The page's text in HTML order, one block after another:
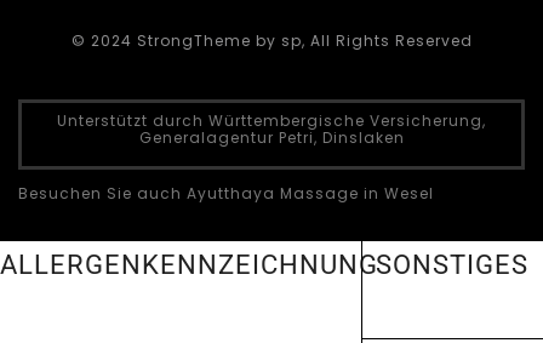
© 2024 StrongTheme by sp, All Rights Reserved
Unterstützt durch Württembergische Versicherung,
Generalagentur Petri, Dinslaken
Besuchen Sie auch Ayutthaya Massage in Wesel
ALLERGENKENNZEICHNUNGSONSTIGES